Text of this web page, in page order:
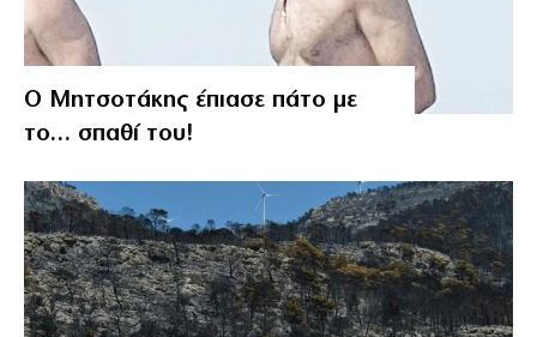
Ο Μητσοτάκης έπιασε πάτο με
το… σπαθί του!